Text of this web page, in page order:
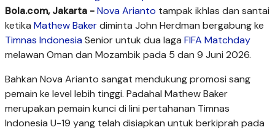
Bola.com, Jakarta -Nova Arianto tampak ikhlas dan santai
ketika Mathew Bakerdiminta John Herdman bergabung ke
Timnas IndonesiaSenior untuk dua laga FIFA Matchday
melawan Oman dan Mozambik pada 5 dan 9 Juni 2026.
Bahkan Nova Arianto sangat mendukung promosi sang
pemain ke level lebih tinggi. Padahal Mathew Baker
merupakan pemain kunci di lini pertahanan Timnas
Indonesia U-19 yang telah disiapkan untuk berkiprah pada